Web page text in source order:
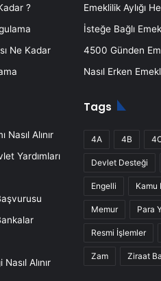
?
Ne Kadar
Nasıl Alınır
Yardımları
Alınır
Emeklilik Aylığı
İsteğe Bağlı
4500 Günden
Nasıl Erken
Tags
4A 4B
Devlet Desteği
Engelli Kamu
Memur Para
Resmi İşlemler
Zam Ziraat